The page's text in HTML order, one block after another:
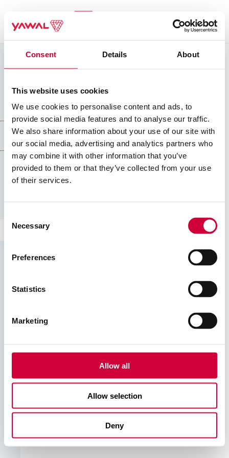
Consent Details About
This website uses cookies
We use cookies to personalise content and ads, to
provide social media features and to analyse our traffic.
We also share information about your use of our site with
our social media, advertising and analytics partners who
may combine it with other information that you’ve
provided to them or that they’ve collected from your use
of their services.
Selection
Necessary
Preferences
Statistics
Marketing
Allow all
Allow selection
Deny
Zaloguj się
Przejdź do Panelu Klienta
Powrót do Panelu wiedzy
Katalogi i cennik
Materiały marketingowe i informacyjne
Wzornik kolorów Yawal
Szukaj
Kolorystyka Yawal
Pobierz plik
Colours Yawal